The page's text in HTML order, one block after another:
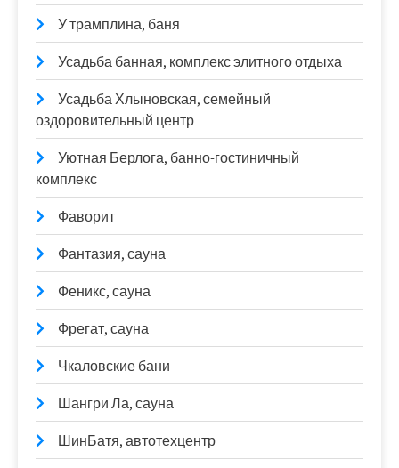
У трамплина, баня
Усадьба банная, комплекс элитного отдыха
Усадьба Хлыновская, семейный
оздоровительный центр
Уютная Берлога, банно-гостиничный
комплекс
Фаворит
Фантазия, сауна
Феникс, сауна
Фрегат, сауна
Чкаловские бани
Шангри Ла, сауна
ШинБатя, автотехцентр